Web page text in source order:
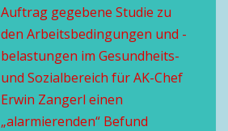
Auftrag gegebene Studie zu
den Arbeitsbedingungen und -
belastungen im Gesundheits-
und Sozialbereich für AK-Chef
Erwin Zangerl einen
„alarmierenden“ Befund